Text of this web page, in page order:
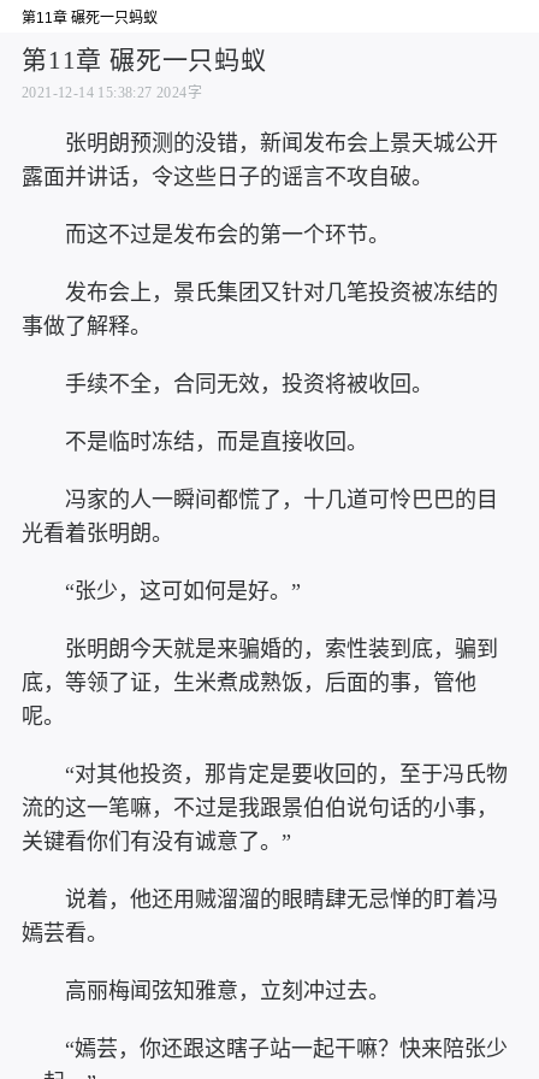
第11章 碾死一只蚂蚁
第11章 碾死一只蚂蚁
2021-12-14 15:38:27 2024字
张明朗预测的没错，新闻发布会上景天城公开
露面并讲话，令这些日子的谣言不攻自破。
而这不过是发布会的第一个环节。
发布会上，景氏集团又针对几笔投资被冻结的
事做了解释。
手续不全，合同无效，投资将被收回。
不是临时冻结，而是直接收回。
冯家的人一瞬间都慌了，十几道可怜巴巴的目
光看着张明朗。
“张少，这可如何是好。”
张明朗今天就是来骗婚的，索性装到底，骗到
底，等领了证，生米煮成熟饭，后面的事，管他
呢。
“对其他投资，那肯定是要收回的，至于冯氏物
流的这一笔嘛，不过是我跟景伯伯说句话的小事，
关键看你们有没有诚意了。”
说着，他还用贼溜溜的眼睛肆无忌惮的盯着冯
嫣芸看。
高丽梅闻弦知雅意，立刻冲过去。
“嫣芸，你还跟这瞎子站一起干嘛？快来陪张少